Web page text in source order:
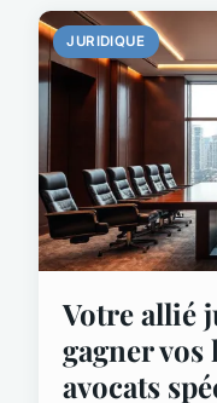
JURIDIQUE
Votre allié
gagner vos
avocats